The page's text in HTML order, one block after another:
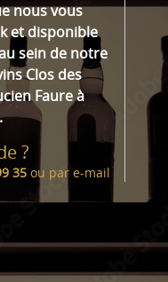
nous vous
et disponible
sein de notre
Clos des
Faure à
?
35 ou par e-mail